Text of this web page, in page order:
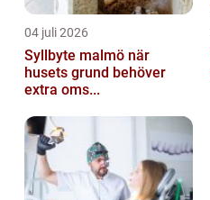
04 juli 2026
Syllbyte malmö när
husets grund behöver
extra oms...